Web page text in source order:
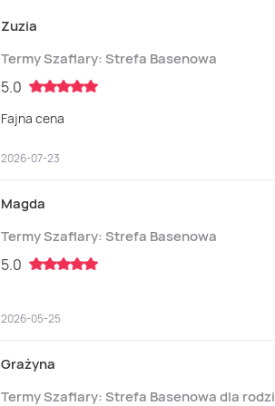
Zuzia
Termy Szaflary: Strefa Basenowa
5.0
Fajna cena
2026-07-23
Magda
Termy Szaflary: Strefa Basenowa
5.0
2026-05-25
Grażyna
Termy Szaflary: Strefa Basenowa dla